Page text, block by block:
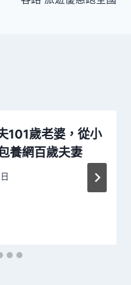
101歲老婆，從小
養網百歲夫妻